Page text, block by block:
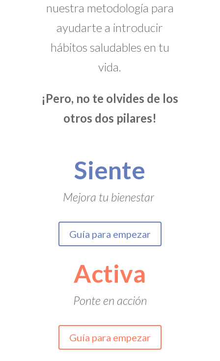
nuestra metodología para
ayudarte a introducir
hábitos saludables en tu
vida.
¡Pero, no te olvides de los
otros dos pilares!
Siente
Mejora tu bienestar
Guía para empezar
Activa
Ponte en acción
Guía para empezar